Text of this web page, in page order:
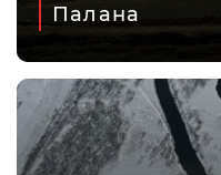
Палана